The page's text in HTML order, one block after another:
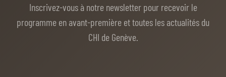
Inscrivez-vous à notre newsletter pour recevoir le
programme en avant-première et toutes les actualités du
CHI de Genève.